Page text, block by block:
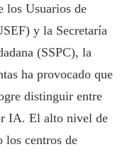
los Usuarios de
y la Secretaría
(SSPC), la
ha provocado que
distinguir entre
IA. El alto nivel de
los centros de